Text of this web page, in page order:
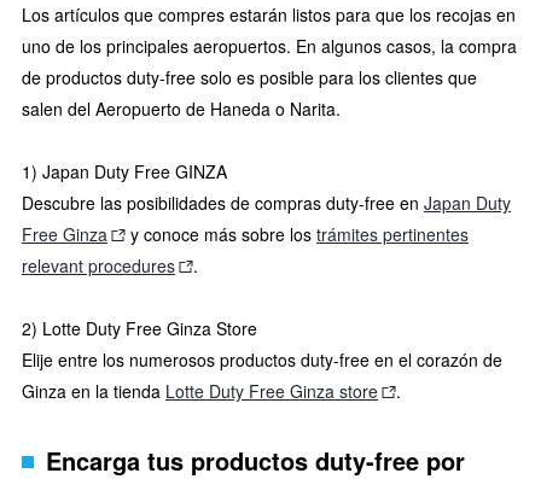
Los artículos que compres estarán listos para que los recojas en
uno de los principales aeropuertos. En algunos casos, la compra
de productos duty-free solo es posible para los clientes que
salen del Aeropuerto de Haneda o Narita.
1) Japan Duty Free GINZA
Descubre las posibilidades de compras duty-free en Japan Duty
Free Ginza
y conoce más sobre los trámites pertinentes
relevant procedures
.
2) Lotte Duty Free Ginza Store
Elije entre los numerosos productos duty-free en el corazón de
Ginza en la tienda Lotte Duty Free Ginza store .
Encarga tus productos duty-free por